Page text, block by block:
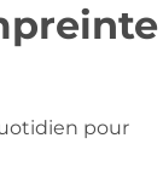
pour